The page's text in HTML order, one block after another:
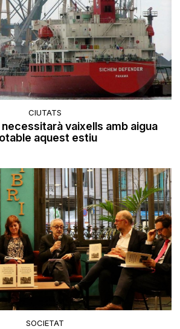
CIUTATS
vaixells amb aigua
aquest estiu
SOCIETAT